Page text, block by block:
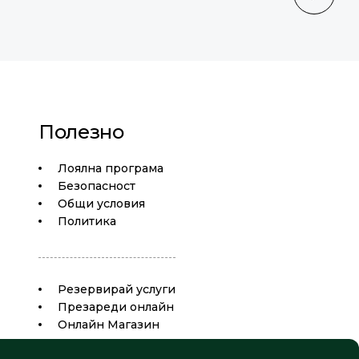
Полезно
Лоялна програма
Безопасност
Общи условия
Политика
Резервирай услуги
Презареди онлайн
Oнлайн Магазин